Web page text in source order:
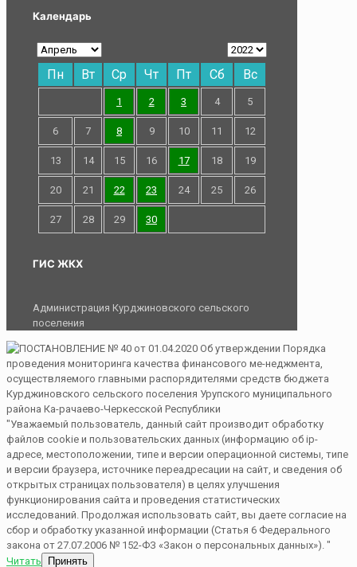
Календарь
Пн Вт Ср Чт Пт Сб Вс
1 2 3 4 5
6 7 8 9 10 11 12
13 14 15 16 17 18 19
20 21 22 23 24 25 26
27 28 29 30
ГИС ЖКХ
Администрация Курджиновского сельского
поселения
"Уважаемый пользователь, данный сайт производит обработку
файлов cookie и пользовательских данных (информацию об ip-
адресе, местоположении, типе и версии операционной системы, типе
и версии браузера, источнике переадресации на сайт, и сведения об
открытых страницах пользователя) в целях улучшения
функционирования сайта и проведения статистических
исследований. Продолжая использовать сайт, вы даете согласие на
сбор и обработку указанной информации (Статья 6 Федерального
закона от 27.07.2006 № 152-ФЗ «Закон о персональных данных»). "
Читать
Принять